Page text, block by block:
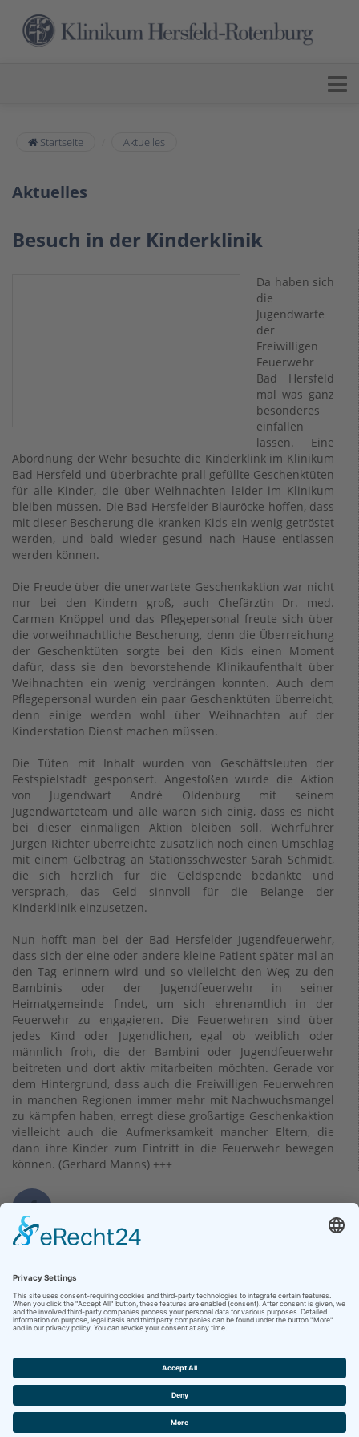
Startseite Aktuelles
Aktuelles
Besuch in der Kinderklinik
Da haben sich
die
Jugendwarte
der
Freiwilligen
Feuerwehr
Bad Hersfeld
mal was ganz
besonderes
einfallen
lassen. Eine
Abordnung der Wehr besuchte die Kinderklink im Klinikum
Bad Hersfeld und überbrachte prall gefüllte Geschenktüten
für alle Kinder, die über Weihnachten leider im Klinikum
bleiben müssen. Die Bad Hersfelder Blauröcke hoffen, dass
mit dieser Bescherung die kranken Kids ein wenig getröstet
werden, und bald wieder gesund nach Hause entlassen
werden können.
Die Freude über die unerwartete Geschenkaktion war nicht
nur bei den Kindern groß, auch Chefärztin Dr. med.
Carmen Knöppel und das Pflegepersonal freute sich über
die vorweihnachtliche Bescherung, denn die Überreichung
der Geschenktüten sorgte bei den Kids einen Moment
dafür, dass sie den bevorstehende Klinikaufenthalt über
Weihnachten ein wenig verdrängen konnten. Auch dem
Pflegepersonal wurden ein paar Geschenktüten überreicht,
denn einige werden wohl über Weihnachten auf der
Kinderstation Dienst machen müssen.
Die Tüten mit Inhalt wurden von Geschäftsleuten der
Festspielstadt gesponsert. Angestoßen wurde die Aktion
von Jugendwart André Oldenburg mit seinem
Jugendwarteteam und alle waren sich einig, dass es nicht
bei dieser einmaligen Aktion bleiben soll. Wehrführer
Jürgen Richter überreichte zusätzlich noch einen Umschlag
mit einem Gelbetrag an Stationsschwester Sarah Schmidt,
die sich herzlich für die Geldspende bedankte und
versprach, das Geld sinnvoll für die Belange der
Kinderklinik einzusetzen.
Nun hofft man bei der Bad Hersfelder Jugendfeuerwehr,
dass sich der eine oder andere kleine Patient später mal an
den Tag erinnern wird und so vielleicht den Weg zu den
Bambinis oder der Jugendfeuerwehr in seiner
Heimatgemeinde findet, um sich ehrenamtlich in der
Feuerwehr zu engagieren. Die Feuerwehren sind über
jedes Kind oder Jugendlichen, egal ob weiblich oder
männlich froh, die der Bambini oder Jugendfeuerwehr
beitreten und dort aktiv mitarbeiten möchten. Gerade vor
dem Hintergrund, dass auch die Freiwilligen Feuerwehren
in manchen Regionen immer mehr mit Nachwuchsmangel
zu kämpfen haben, erregt diese großartige Geschenkaktion
vielleicht auch die Aufmerksamkeit mancher Eltern, die
dann ihre Kinder zum Eintritt in die Feuerwehr bewegen
können. (Gerhard Manns) +++
Kontakt
Klinikum Bad Hersfeld GmbH
Seilerweg 29
36251 Bad Hersfeld
Telefax +49 (6621) 88-1033
Kontakt
Copyright 2026 - Klinikum Hersfeld-Rotenburg -
Datenschutz